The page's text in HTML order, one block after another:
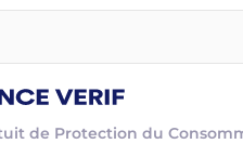
de Protection du